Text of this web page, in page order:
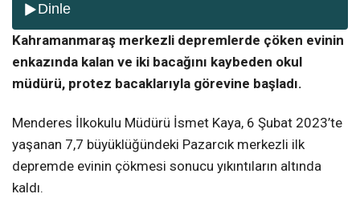
Dinle
Kahramanmaraş merkezli depremlerde çöken evinin
enkazında kalan ve iki bacağını kaybeden okul
müdürü, protez bacaklarıyla görevine başladı.
Menderes İlkokulu Müdürü İsmet Kaya, 6 Şubat 2023’te
yaşanan 7,7 büyüklüğündeki Pazarcık merkezli ilk
depremde evinin çökmesi sonucu yıkıntıların altında
kaldı.